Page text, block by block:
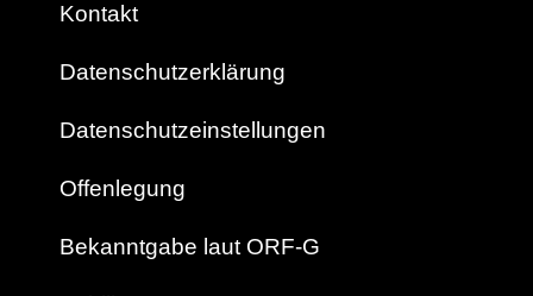
Kontakt
Datenschutzerklärung
Datenschutzeinstellungen
Offenlegung
Bekanntgabe laut ORF-G